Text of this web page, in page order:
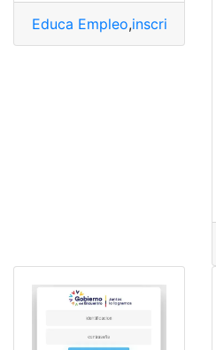
Educa Empleo,inscripción